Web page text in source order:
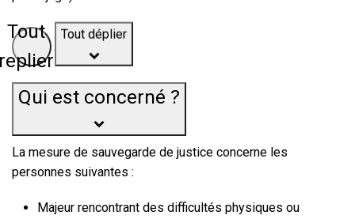
Tout
Tout déplier
Qui est concerné ?
La mesure de sauvegarde de justice concerne les
personnes suivantes :
Majeur rencontrant des difficultés physiques ou